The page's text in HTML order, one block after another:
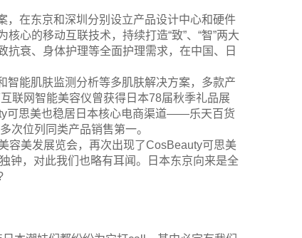
，在东京和深圳分别设立产品设计中心和硬件
心的移动互联技术，持续打造“致”、“智”两大
衰、身体护理等全面护理需求，在中国、日
能肌肤监测分析等多肌肤解决方案，多款产
联网智能美容仪曾获得日本78届秋季礼品展
可思美也稳居日本核心电商渠道——乐天百货
次位列同类产品销售第一。
美发展览会，再次出现了CosBeauty可思美
钟，对此我们也略有耳闻。日本东京向来是全